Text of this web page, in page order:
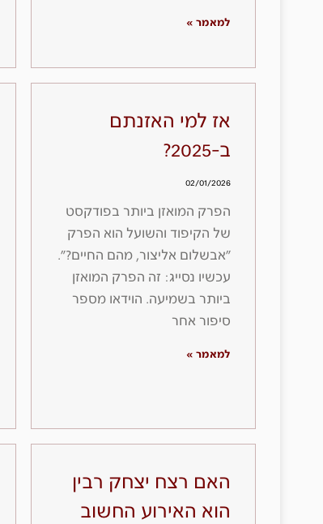
למאמר »
אז למי האזנתם
ב-2025?
02/01/2026
הפרק המואזן ביותר בפודקסט
של הקיפוד והשועל הוא הפרק
״אבשלום אליצור, מהם החיים?״.
עכשיו נסייג: זה הפרק המואזן
ביותר בשמיעה. הוידאו מספר
סיפור אחר
למאמר »
האם רצח יצחק רבין
הוא האירוע החשוב